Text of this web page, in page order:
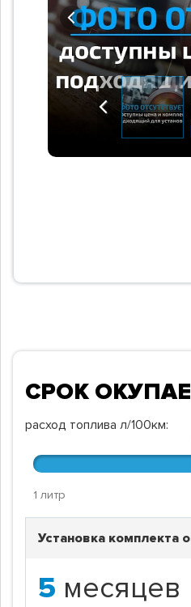
Previous
Previous
СРОК
расход топлива л/100км:
1 литр
Установка комплекта
5 месяцев